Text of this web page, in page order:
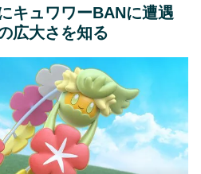
キュワワーBANに遭遇
広大さを知る